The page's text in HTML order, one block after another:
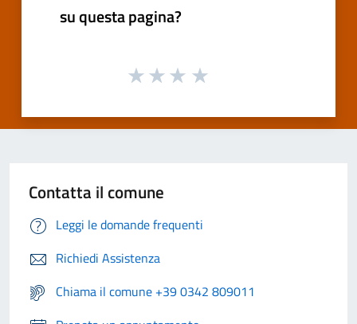
su questa pagina?
Contatta il comune
Leggi le domande frequenti
Richiedi Assistenza
Chiama il comune +39 0342 809011